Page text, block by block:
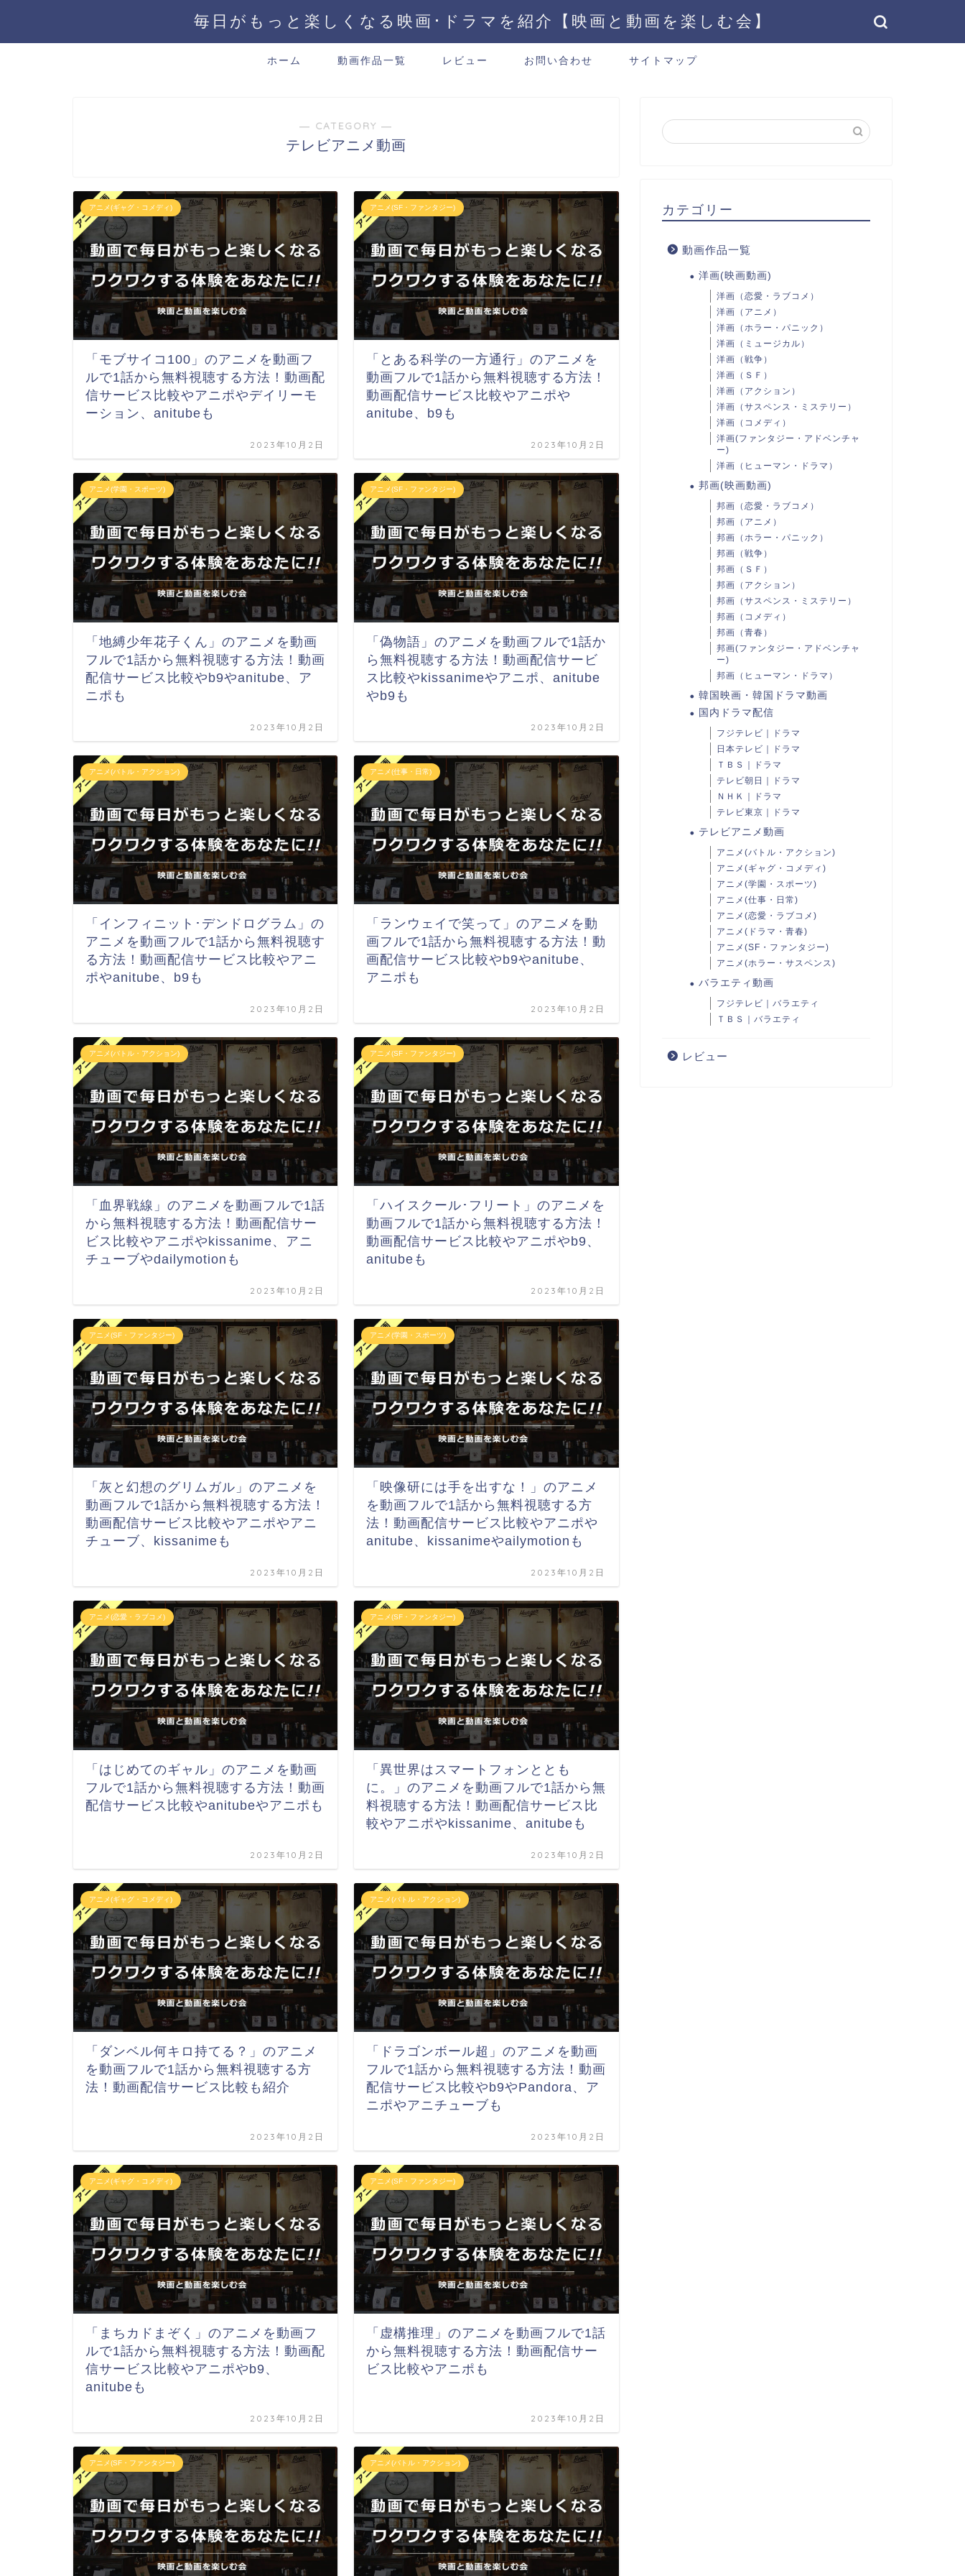
毎日がもっと楽しくなる映画･ドラマを紹介【映画と動画を楽しむ会】
ホーム 動画作品一覧 レビュー お問い合わせ サイトマップ
― CATEGORY ―
テレビアニメ動画
アニメ(ギャグ・コメディ)
「モブサイコ100」のアニメを動画フ
ルで1話から無料視聴する方法！動画配
信サービス比較やアニポやデイリーモ
ーション、anitubeも
2023年10月2日
アニメ(SF・ファンタジー)
「とある科学の一方通行」のアニメを
動画フルで1話から無料視聴する方法！
動画配信サービス比較やアニポや
anitube、b9も
2023年10月2日
アニメ(学園・スポーツ)
「地縛少年花子くん」のアニメを動画
フルで1話から無料視聴する方法！動画
配信サービス比較やb9やanitube、ア
ニポも
2023年10月2日
アニメ(SF・ファンタジー)
「偽物語」のアニメを動画フルで1話か
ら無料視聴する方法！動画配信サービ
ス比較やkissanimeやアニポ、anitube
やb9も
2023年10月2日
アニメ(バトル・アクション)
「インフィニット･デンドログラム」の
アニメを動画フルで1話から無料視聴す
る方法！動画配信サービス比較やアニ
ポやanitube、b9も
2023年10月2日
アニメ(仕事・日常)
「ランウェイで笑って」のアニメを動
画フルで1話から無料視聴する方法！動
画配信サービス比較やb9やanitube、
アニポも
2023年10月2日
アニメ(バトル・アクション)
「血界戦線」のアニメを動画フルで1話
から無料視聴する方法！動画配信サー
ビス比較やアニポやkissanime、アニ
チューブやdailymotionも
2023年10月2日
アニメ(SF・ファンタジー)
「ハイスクール･フリート」のアニメを
動画フルで1話から無料視聴する方法！
動画配信サービス比較やアニポやb9、
anitubeも
2023年10月2日
アニメ(SF・ファンタジー)
「灰と幻想のグリムガル」のアニメを
動画フルで1話から無料視聴する方法！
動画配信サービス比較やアニポやアニ
チューブ、kissanimeも
2023年10月2日
アニメ(学園・スポーツ)
「映像研には手を出すな！」のアニメ
を動画フルで1話から無料視聴する方
法！動画配信サービス比較やアニポや
anitube、kissanimeやailymotionも
2023年10月2日
アニメ(恋愛・ラブコメ)
「はじめてのギャル」のアニメを動画
フルで1話から無料視聴する方法！動画
配信サービス比較やanitubeやアニポも
2023年10月2日
アニメ(SF・ファンタジー)
「異世界はスマートフォンととも
に。」のアニメを動画フルで1話から無
料視聴する方法！動画配信サービス比
較やアニポやkissanime、anitubeも
2023年10月2日
アニメ(ギャグ・コメディ)
「ダンベル何キロ持てる？」のアニメ
を動画フルで1話から無料視聴する方
法！動画配信サービス比較も紹介
2023年10月2日
アニメ(バトル・アクション)
「ドラゴンボール超」のアニメを動画
フルで1話から無料視聴する方法！動画
配信サービス比較やb9やPandora、ア
ニポやアニチューブも
2023年10月2日
アニメ(ギャグ・コメディ)
「まちカドまぞく」のアニメを動画フ
ルで1話から無料視聴する方法！動画配
信サービス比較やアニポやb9、
anitubeも
2023年10月2日
アニメ(SF・ファンタジー)
「虚構推理」のアニメを動画フルで1話
から無料視聴する方法！動画配信サー
ビス比較やアニポも
2023年10月2日
アニメ(SF・ファンタジー) アニメ(バトル・アクション)
カテゴリー
動画作品一覧
洋画(映画動画)
洋画（恋愛・ラブコメ）
洋画（アニメ）
洋画（ホラー・パニック）
洋画（ミュージカル）
洋画（戦争）
洋画（ＳＦ）
洋画（アクション）
洋画（サスペンス・ミステリー）
洋画（コメディ）
洋画(ファンタジー・アドベンチャ
ー)
洋画（ヒューマン・ドラマ）
邦画(映画動画)
邦画（恋愛・ラブコメ）
邦画（アニメ）
邦画（ホラー・パニック）
邦画（戦争）
邦画（ＳＦ）
邦画（アクション）
邦画（サスペンス・ミステリー）
邦画（コメディ）
邦画（青春）
邦画(ファンタジー・アドベンチャ
ー)
邦画（ヒューマン・ドラマ）
韓国映画・韓国ドラマ動画
国内ドラマ配信
フジテレビ｜ドラマ
日本テレビ｜ドラマ
ＴＢＳ｜ドラマ
テレビ朝日｜ドラマ
ＮＨＫ｜ドラマ
テレビ東京｜ドラマ
テレビアニメ動画
アニメ(バトル・アクション)
アニメ(ギャグ・コメディ)
アニメ(学園・スポーツ)
アニメ(仕事・日常)
アニメ(恋愛・ラブコメ)
アニメ(ドラマ・青春)
アニメ(SF・ファンタジー)
アニメ(ホラー・サスペンス)
バラエティ動画
フジテレビ｜バラエティ
ＴＢＳ｜バラエティ
レビュー